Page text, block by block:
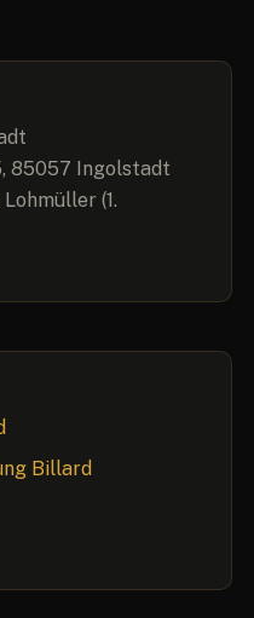
85057 Ingolstadt
(1.
Billard